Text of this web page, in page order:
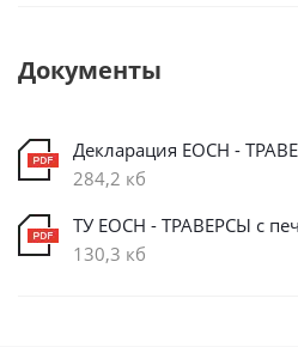
Документы
Декларация ЕОСН -
284,2 кб
ТУ ЕОСН - ТРАВЕРСЫ с
130,3 кб